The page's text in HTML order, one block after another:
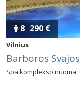
8 290 €
Vilnius
Barboros Svajos
Spa komplekso nuoma